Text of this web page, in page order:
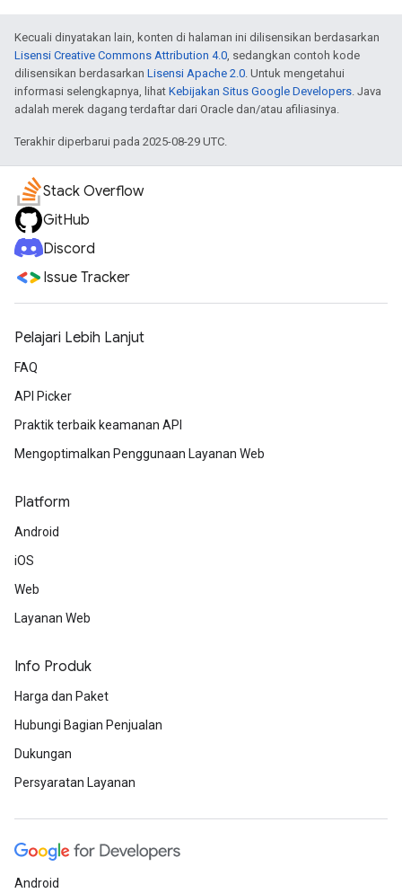
Kecuali dinyatakan lain, konten di halaman ini dilisensikan berdasarkan
Lisensi Creative Commons Attribution 4.0, sedangkan contoh kode
dilisensikan berdasarkan Lisensi Apache 2.0. Untuk mengetahui
informasi selengkapnya, lihat Kebijakan Situs Google Developers. Java
adalah merek dagang terdaftar dari Oracle dan/atau afiliasinya.
Terakhir diperbarui pada 2025-08-29 UTC.
Stack Overflow
GitHub
Discord
Issue Tracker
Pelajari Lebih Lanjut
FAQ
API Picker
Praktik terbaik keamanan API
Mengoptimalkan Penggunaan Layanan Web
Platform
Android
iOS
Web
Layanan Web
Info Produk
Harga dan Paket
Hubungi Bagian Penjualan
Dukungan
Persyaratan Layanan
Android